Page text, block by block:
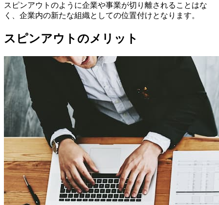
スピンアウトのように企業や事業が切り離されることはな
く、企業内の新たな組織としての位置付けとなります。
スピンアウトのメリット